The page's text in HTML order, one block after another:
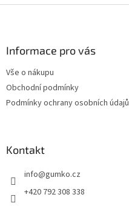
Informace pro vás
Vše o nákupu
Obchodní podmínky
Podmínky ochrany osobních údajů
Kontakt
info@gumko.cz
+420 792 308 338